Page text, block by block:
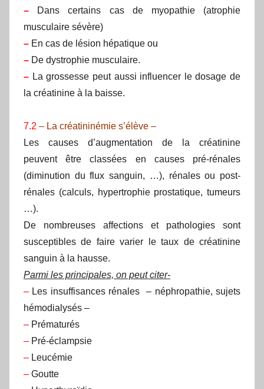
– Dans certains cas de myopathie (atrophie
musculaire sévère)
– En cas de lésion hépatique ou
– De dystrophie musculaire.
– La grossesse peut aussi influencer le dosage de
la créatinine à la baisse.
7.2 – La créatininémie s’élève –
Les causes d’augmentation de la créatinine
peuvent être classées en causes pré-rénales
(diminution du flux sanguin, …), rénales ou post-
rénales (calculs, hypertrophie prostatique, tumeurs
…).
De nombreuses affections et pathologies sont
susceptibles de faire varier le taux de créatinine
sanguin à la hausse.
Parmi les principales, on peut citer-
– Les insuffisances rénales – néphropathie, sujets
hémodialysés –
– Prématurés
– Pré-éclampsie
– Leucémie
– Goutte